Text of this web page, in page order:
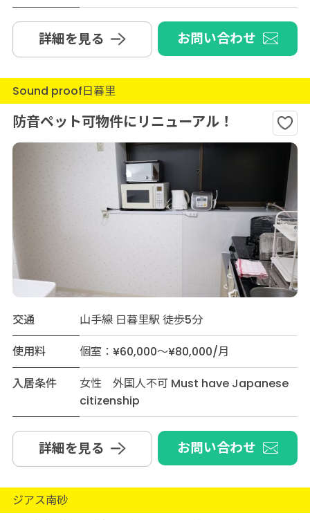
詳細を見る お問い合わせ
Sound proof日暮里
防音ペット可物件にリニューアル！
交通
山手線 日暮里駅 徒歩5分
使用料
個室：¥60,000～¥80,000/月
入居条件
女性 外国人不可 Must have Japanese
citizenship
詳細を見る お問い合わせ
ジアス南砂